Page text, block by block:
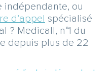
indépendante, ou
d’appel spécialisé
? Medicall, n°1 du
depuis plus de 22